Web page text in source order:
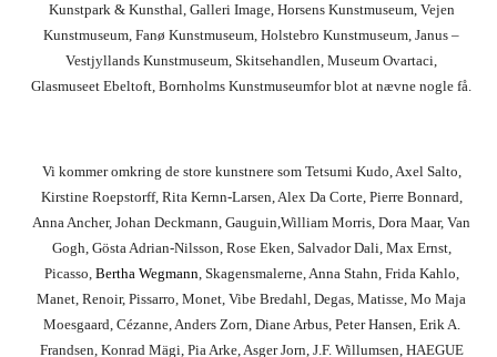
Kunstpark & Kunsthal, Galleri Image, Horsens Kunstmuseum, Vejen
Kunstmuseum, Fanø Kunstmuseum, Holstebro Kunstmuseum, Janus –
Vestjyllands Kunstmuseum, Skitsehandlen, Museum Ovartaci,
Glasmuseet Ebeltoft, Bornholms Kunstmuseumfor blot at nævne nogle få.
Vi kommer omkring de store kunstnere som Tetsumi Kudo, Axel Salto,
Kirstine Roepstorff, Rita Kernn-Larsen, Alex Da Corte, Pierre Bonnard,
Anna Ancher, Johan Deckmann, Gauguin,William Morris, Dora Maar, Van
Gogh, Gösta Adrian-Nilsson, Rose Eken, Salvador Dali, Max Ernst,
Picasso, Bertha Wegmann , Skagensmalerne, Anna Stahn, Frida Kahlo,
Manet, Renoir, Pissarro, Monet, Vibe Bredahl, Degas, Matisse, Mo Maja
Moesgaard, Cézanne, Anders Zorn, Diane Arbus, Peter Hansen, Erik A.
Frandsen, Konrad Mägi, Pia Arke, Asger Jorn, J.F. Willumsen, HAEGUE